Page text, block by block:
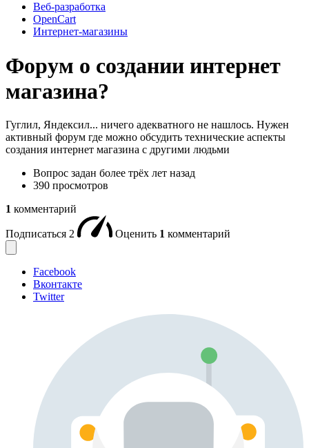
Веб-разработка
OpenCart
Интернет-магазины
Форум о создании интернет
магазина?
Гуглил, Яндексил... ничего адекватного не нашлось. Нужен
активный форум где можно обсудить технические аспекты
создания интернет магазина с другими людьми
Вопрос задан более трёх лет назад
390 просмотров
1 комментарий
Подписаться 2 Оценить 1 комментарий
Facebook
Вконтакте
Twitter